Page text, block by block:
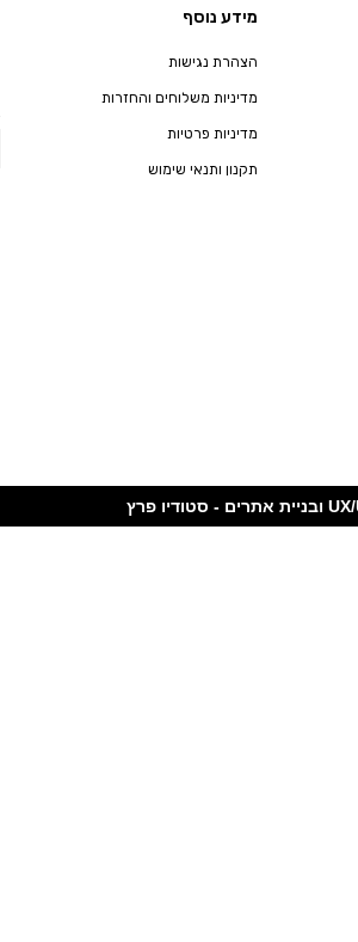
מידע נוסף
הצהרת נגישות
מדיניות משלוחים והחזרות
מדיניות פרטיות
תקנון ותנאי שימוש